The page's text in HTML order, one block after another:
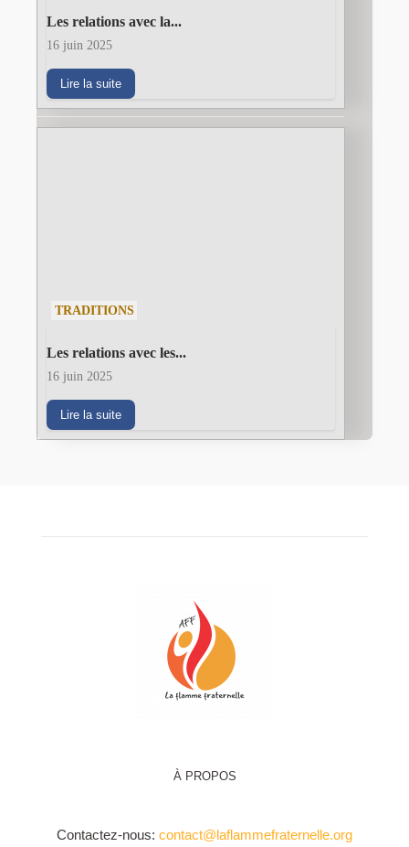
Les relations avec la...
16 juin 2025
Lire la suite
TRADITIONS
Les relations avec les...
16 juin 2025
Lire la suite
À PROPOS
Contactez-nous: contact@laflammefraternelle.org